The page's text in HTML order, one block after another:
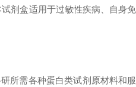
剂盒适用于过敏性疾病、自
所需各种蛋白类试剂原材料